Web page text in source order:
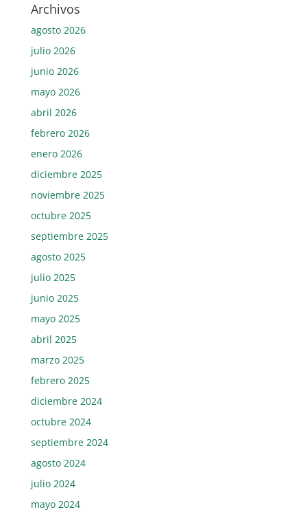
Archivos
agosto 2026
julio 2026
junio 2026
mayo 2026
abril 2026
febrero 2026
enero 2026
diciembre 2025
noviembre 2025
octubre 2025
septiembre 2025
agosto 2025
julio 2025
junio 2025
mayo 2025
abril 2025
marzo 2025
febrero 2025
diciembre 2024
octubre 2024
septiembre 2024
agosto 2024
julio 2024
mayo 2024